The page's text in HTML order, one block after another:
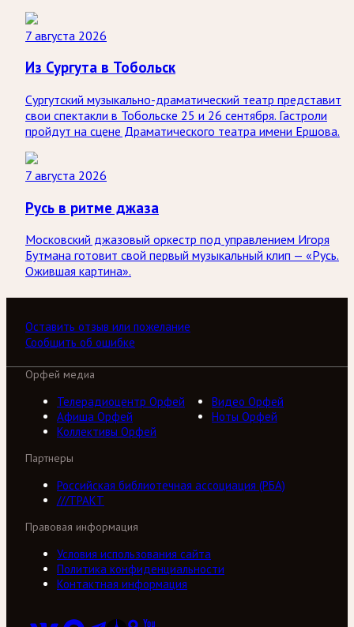
7 августа 2026
Из Сургута в Тобольск
Сургутский музыкально-драматический театр представит
свои спектакли в Тобольске 25 и 26 сентября. Гастроли
пройдут на сцене Драматического театра имени Ершова.
7 августа 2026
Русь в ритме джаза
Московский джазовый оркестр под управлением Игоря
Бутмана готовит свой первый музыкальный клип — «Русь.
Ожившая картина».
Оставить отзыв или пожелание
Сообщить об ошибке
Орфей медиа
Телерадиоцентр Орфей
Видео Орфей
Афиша Орфей
Ноты Орфей
Коллективы Орфей
Партнеры
Российская библиотечная ассоциация (РБА)
///ТРАКТ
Правовая информация
Условия использования сайта
Политика конфиденциальности
Контактная информация